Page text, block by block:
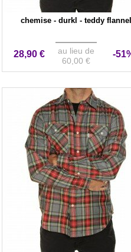
chemise - durkl - teddy flannel
28,90 €
au lieu de
60,00 €
-